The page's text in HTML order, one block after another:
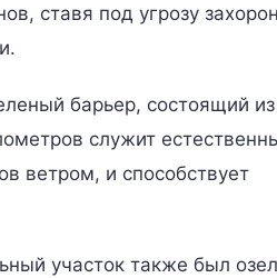
ставя под угрозу
барьер, состоящий из
служит
ветром, и способствует
участок также был